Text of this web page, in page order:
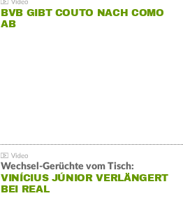
BVB GIBT COUTO NACH COMO
AB
Wechsel-Gerüchte vom Tisch:
VINÍCIUS JÚNIOR VERLÄNGERT
BEI REAL